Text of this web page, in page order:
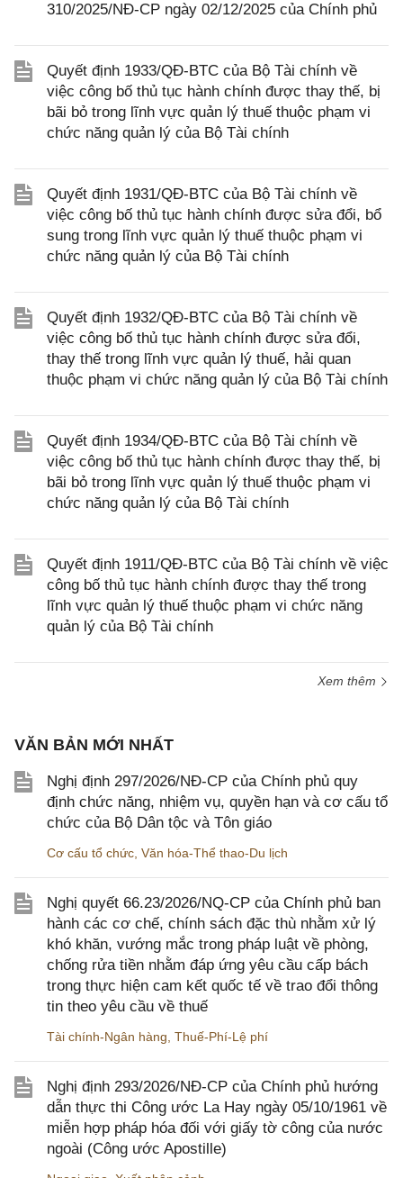
310/2025/NĐ-CP ngày 02/12/2025 của Chính phủ
Quyết định 1933/QĐ-BTC của Bộ Tài chính về
việc công bố thủ tục hành chính được thay thế, bị
bãi bỏ trong lĩnh vực quản lý thuế thuộc phạm vi
chức năng quản lý của Bộ Tài chính
Quyết định 1931/QĐ-BTC của Bộ Tài chính về
việc công bố thủ tục hành chính được sửa đổi, bổ
sung trong lĩnh vực quản lý thuế thuộc phạm vi
chức năng quản lý của Bộ Tài chính
Quyết định 1932/QĐ-BTC của Bộ Tài chính về
việc công bố thủ tục hành chính được sửa đổi,
thay thế trong lĩnh vực quản lý thuế, hải quan
thuộc phạm vi chức năng quản lý của Bộ Tài chính
Quyết định 1934/QĐ-BTC của Bộ Tài chính về
việc công bố thủ tục hành chính được thay thế, bị
bãi bỏ trong lĩnh vực quản lý thuế thuộc phạm vi
chức năng quản lý của Bộ Tài chính
Quyết định 1911/QĐ-BTC của Bộ Tài chính về việc
công bố thủ tục hành chính được thay thế trong
lĩnh vực quản lý thuế thuộc phạm vi chức năng
quản lý của Bộ Tài chính
Xem thêm
VĂN BẢN MỚI NHẤT
Nghị định 297/2026/NĐ-CP của Chính phủ quy
định chức năng, nhiệm vụ, quyền hạn và cơ cấu tổ
chức của Bộ Dân tộc và Tôn giáo
Cơ cấu tổ chức Văn hóa-Thể thao-Du lịch
Nghị quyết 66.23/2026/NQ-CP của Chính phủ ban
hành các cơ chế, chính sách đặc thù nhằm xử lý
khó khăn, vướng mắc trong pháp luật về phòng,
chống rửa tiền nhằm đáp ứng yêu cầu cấp bách
trong thực hiện cam kết quốc tế về trao đổi thông
tin theo yêu cầu về thuế
Tài chính-Ngân hàng Thuế-Phí-Lệ phí
Nghị định 293/2026/NĐ-CP của Chính phủ hướng
dẫn thực thi Công ước La Hay ngày 05/10/1961 về
miễn hợp pháp hóa đối với giấy tờ công của nước
ngoài (Công ước Apostille)